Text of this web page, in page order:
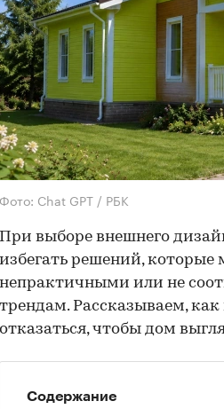
Фото: Chat GPT / РБК
При выборе внешнего
избегать решений, которые
непрактичными или не
трендам. Рассказываем,
отказаться, чтобы дом
Содержание